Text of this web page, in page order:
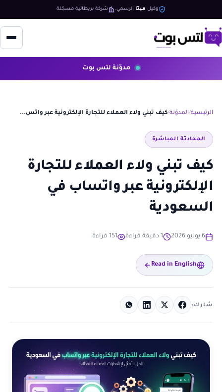
وكيل ميتا الرسمي شركة بريطانية مسجّلة
مدوّنة لتس بوت
الرئيسية المدوّنة كيف تبني ولاء العملاء للتجارة الإلكترونية عبر واتس...
المحادثة المباشرة
كيف تبني ولاء العملاء للتجارة
الإلكترونية عبر واتساب في
السعودية
6 يونيو 2026 1 دقيقة قراءة 151 قراءة
Read in English
شارك: